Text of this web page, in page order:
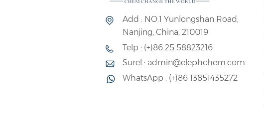
Add : NO.1 Yunlongshan Road,
Nanjing, China, 210019
Telp : (+)86 25 58823216
Surel : admin@elephchem.com
WhatsApp : (+)86 13851435272